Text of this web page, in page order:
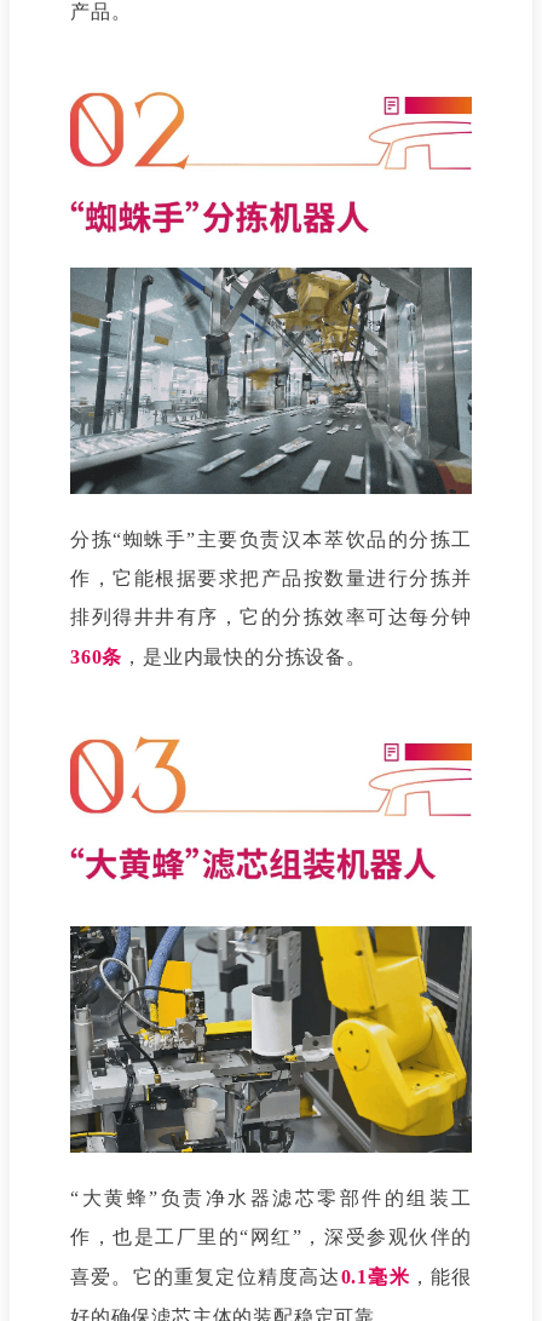
产品。
分拣“蜘蛛手”主要负责汉本萃饮品的分拣工
作，它能根据要求把产品按数量进行分拣并
排列得井井有序，它的分拣效率可达每分钟
360条 ，是业内最快的分拣设备。
“大黄蜂”负责净水器滤芯零部件的组装工
作，也是工厂里的“网红”，深受参观伙伴的
喜爱。它的重复定位精度高达0.1毫米 ，能很
好的确保滤芯主体的装配稳定可靠。